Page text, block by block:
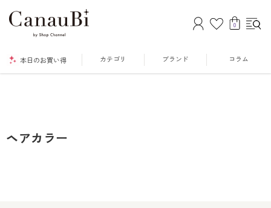
0
本日のお買い得 カテゴリ ブランド コラム
ヘアカラー